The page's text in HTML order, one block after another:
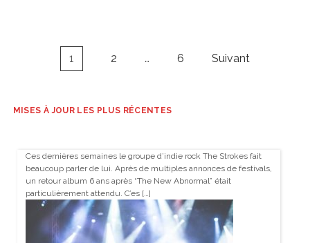
Navigation
1 2 … 6 Suivant
MISES À JOUR LES PLUS RÉCENTES
Ces dernières semaines le groupe d’indie rock The Strokes fait
beaucoup parler de lui. Après de multiples annonces de festivals,
un retour album 6 ans après “The New Abnormal” était
particulièrement attendu. C’es […]